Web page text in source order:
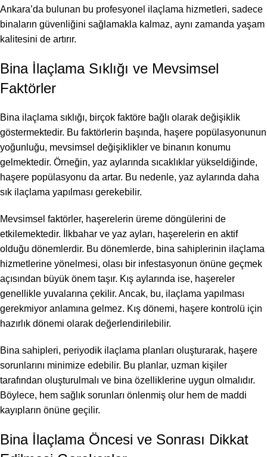
Ankara’da bulunan bu profesyonel ilaçlama hizmetleri, sadece
binaların güvenliğini sağlamakla kalmaz, aynı zamanda yaşam
kalitesini de artırır.
Bina İlaçlama Sıklığı ve Mevsimsel
Faktörler
Bina ilaçlama sıklığı, birçok faktöre bağlı olarak değişiklik
göstermektedir. Bu faktörlerin başında, haşere popülasyonunun
yoğunluğu, mevsimsel değişiklikler ve binanın konumu
gelmektedir. Örneğin, yaz aylarında sıcaklıklar yükseldiğinde,
haşere popülasyonu da artar. Bu nedenle, yaz aylarında daha
sık ilaçlama yapılması gerekebilir.
Mevsimsel faktörler, haşerelerin üreme döngülerini de
etkilemektedir. İlkbahar ve yaz ayları, haşerelerin en aktif
olduğu dönemlerdir. Bu dönemlerde, bina sahiplerinin ilaçlama
hizmetlerine yönelmesi, olası bir infestasyonun önüne geçmek
açısından büyük önem taşır. Kış aylarında ise, haşereler
genellikle yuvalarına çekilir. Ancak, bu, ilaçlama yapılması
gerekmiyor anlamına gelmez. Kış dönemi, haşere kontrolü için
hazırlık dönemi olarak değerlendirilebilir.
Bina sahipleri, periyodik ilaçlama planları oluşturarak, haşere
sorunlarını minimize edebilir. Bu planlar, uzman kişiler
tarafından oluşturulmalı ve bina özelliklerine uygun olmalıdır.
Böylece, hem sağlık sorunları önlenmiş olur hem de maddi
kayıpların önüne geçilir.
Bina İlaçlama Öncesi ve Sonrası Dikkat